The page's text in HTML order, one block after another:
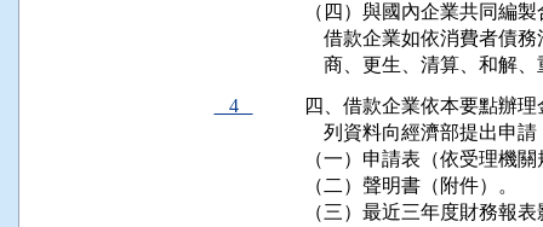
（四）與國內企業共同編
借款企業如依消費者債
商、更生、清算、和解
4
四、借款企業依本要點辦
列資料向經濟部提出申請
（一）申請表（依受理機
（二）聲明書（附件）。
（三）最近三年度財務報